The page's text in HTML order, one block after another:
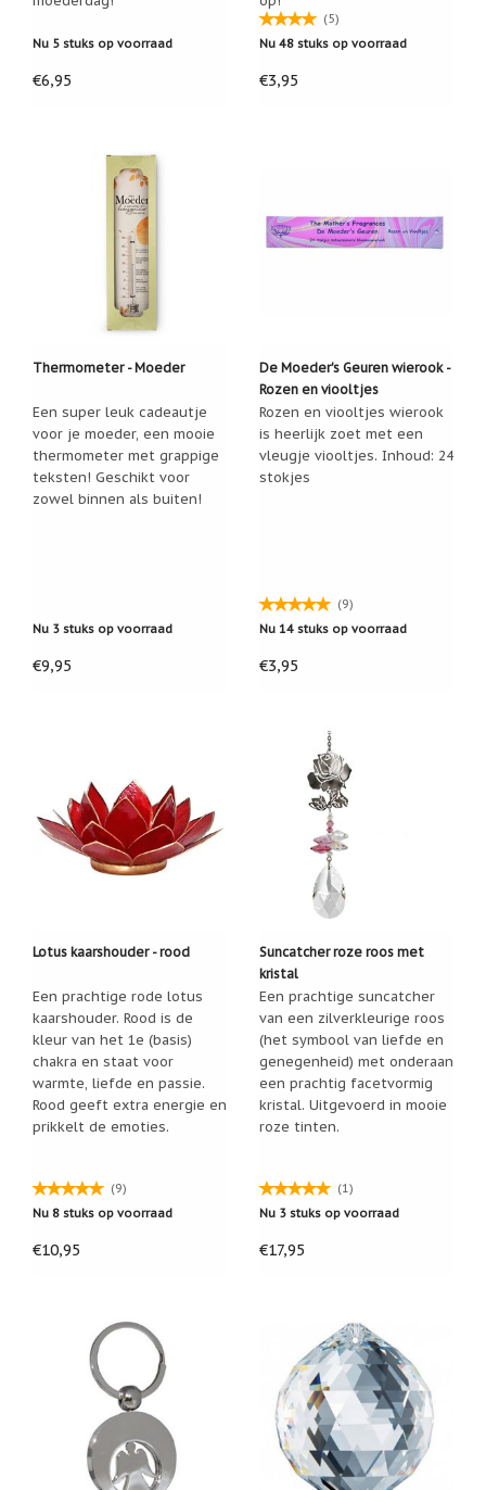
inpakservice
Uitleg
leven
een
webshop
(door
Jade
Jong)
Een
wanneer
tekortschieten
Nieuw:
fotootje
en
Nieuw:
betalen
in
3
termijnen!
Verhuizingsuitverkoop
Hulp
vinden
van
cadeautje?
Nieuwsbrieven
Nu 5 stuks op voorraad
€6,95
(5)
Nu 48 stuks op voorraad
€3,95
Thermometer - Moeder
Een super leuk cadeautje
voor je moeder, een mooie
thermometer met grappige
teksten! Geschikt voor
zowel binnen als buiten!
Nu 3 stuks op voorraad
€9,95
De Moeder's Geuren wierook -
Rozen en viooltjes
Rozen en viooltjes wierook
is heerlijk zoet met een
vleugje viooltjes. Inhoud: 24
stokjes
(9)
Nu 14 stuks op voorraad
€3,95
Lotus kaarshouder - rood
Een prachtige rode lotus
kaarshouder. Rood is de
kleur van het 1e (basis)
chakra en staat voor
warmte, liefde en passie.
Rood geeft extra energie en
prikkelt de emoties.
(9)
Nu 8 stuks op voorraad
€10,95
Suncatcher roze roos met
kristal
Een prachtige suncatcher
van een zilverkleurige roos
(het symbool van liefde en
genegenheid) met onderaan
een prachtig facetvormig
kristal. Uitgevoerd in mooie
roze tinten.
(1)
Nu 3 stuks op voorraad
€17,95